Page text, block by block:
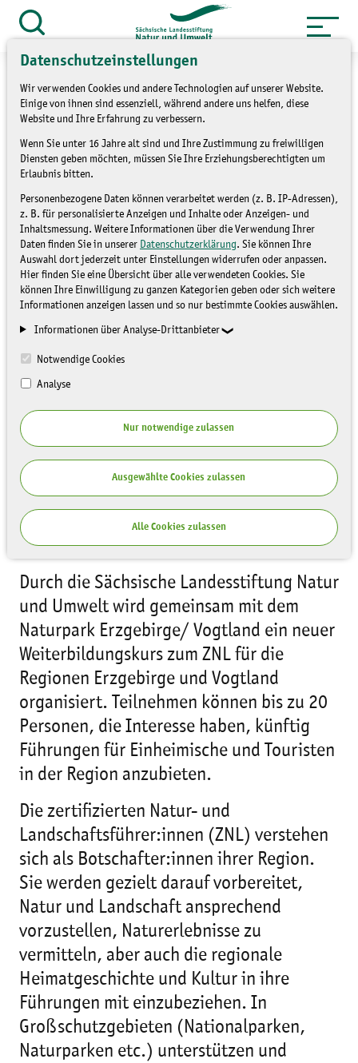
Datenschutzeinstellungen
Wir verwenden Cookies und andere Technologien auf unserer Website.
Einige von ihnen sind essenziell, während andere uns helfen, diese
Website und Ihre Erfahrung zu verbessern.
Wenn Sie unter 16 Jahre alt sind und Ihre Zustimmung zu freiwilligen
Diensten geben möchten, müssen Sie Ihre Erziehungsberechtigten um
Erlaubnis bitten.
Personenbezogene Daten können verarbeitet werden (z. B. IP-Adressen),
z. B. für personalisierte Anzeigen und Inhalte oder Anzeigen- und
Inhaltsmessung. Weitere Informationen über die Verwendung Ihrer
Daten finden Sie in unserer Datenschutzerklärung. Sie können Ihre
Auswahl dort jederzeit unter Einstellungen widerrufen oder anpassen.
Hier finden Sie eine Übersicht über alle verwendeten Cookies. Sie
können Ihre Einwilligung zu ganzen Kategorien geben oder sich weitere
Informationen anzeigen lassen und so nur bestimmte Cookies auswählen.
Informationen über Analyse-Drittanbieter
Notwendige Cookies
Analyse
Nur notwendige zulassen
Ausgewählte Cookies zulassen
Alle Cookies zulassen
Zum
Inhalt
springen
öffnen
Themen » Umweltbildung
Weiterbildungskurs
Zertifizierte:r Natur- und
Landschaftsführer:in
(ZNL) für Erzgebirge und
Vogtland
UMWELTBILDUNG
Durch die Sächsische Landesstiftung Natur
und Umwelt wird gemeinsam mit dem
Naturpark Erzgebirge/ Vogtland ein neuer
Weiterbildungskurs zum ZNL für die
Regionen Erzgebirge und Vogtland
organisiert. Teilnehmen können bis zu 20
Personen, die Interesse haben, künftig
Führungen für Einheimische und Touristen
in der Region anzubieten.
Die zertifizierten Natur- und
Landschaftsführer:innen (ZNL) verstehen
sich als Botschafter:innen ihrer Region.
Sie werden gezielt darauf vorbereitet,
Natur und Landschaft ansprechend
vorzustellen, Naturerlebnisse zu
vermitteln, aber auch die regionale
Heimatgeschichte und Kultur in ihre
Führungen mit einzubeziehen. In
Großschutzgebieten (Nationalparken,
Naturparken etc.) unterstützen und